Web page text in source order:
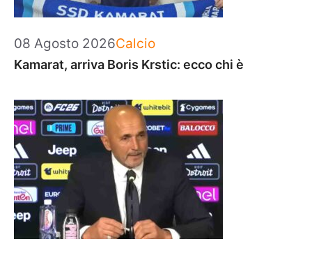
08 Agosto 2026Categorie
Calcio
Kamarat, arriva Boris Krstic: ecco chi è